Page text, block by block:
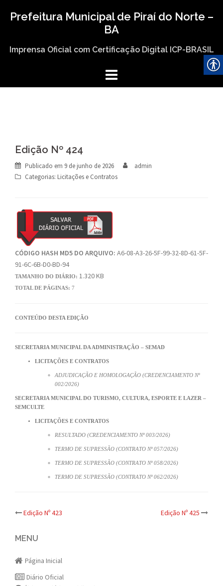
Prefeitura Municipal de Piraí do Norte –
BA
Imprensa Oficial com Certificação Digital ICP-BRASIL
Edição Nº 424
Publicado em 9 de junho de 2026
admin
Categorias: Licitações e Contratos
CÓDIGO HASH MD5 DO ARQUIVO: A6-08-A3-26-5F-99-32-8D-61-5F-
91-6C-6B-D0-BD-94
TAMANHO DO DIÁRIO: 1.320 KB
TOTAL DE PÁGINAS: 7
CONTEÚDO DESTA EDIÇÃO
SECRETARIA MUNICIPAL DA ADMINISTRAÇÃO – SEMAD
LICITAÇÕES E CONTRATOS
ADJUDICAÇÃO E HOMOLOGAÇÃO (CREDENCIAMENTO Nº
002/2026)
SECRETARIA MUNICIPAL DO TURISMO, CULTURA, ESPORTE E LAZER –
SEMCULTE
LICITAÇÕES E CONTRATOS
RESULTADO (CREDENCIAMENTO Nº 003/2026)
TERMO DE SUPRESSÃO (CONTRATO Nº 057/2026)
TERMO DE SUPRESSÃO (CONTRATO Nº 058/2026)
TERMO DE SUPRESSÃO (CONTRATO Nº 062/2026)
Post
navigation
Edição Nº 423 Edição Nº 425
MENU
Página Inicial
Diário Oficial